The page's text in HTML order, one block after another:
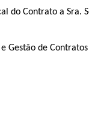
do Contrato a
Gestão de